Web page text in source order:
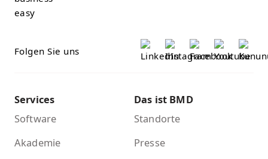
Folgen Sie uns
Services
Software
Akademie
Das ist BMD
Standorte
Presse